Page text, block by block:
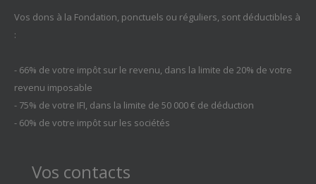
Vos dons à la Fondation, ponctuels ou réguliers, sont déductibles à
:
- 66% de votre impôt sur le revenu, dans la limite de 20% de votre
revenu imposable
- 75% de votre IFI, dans la limite de 50 000 € de déduction
- 60% de votre impôt sur les sociétés
Vos contacts